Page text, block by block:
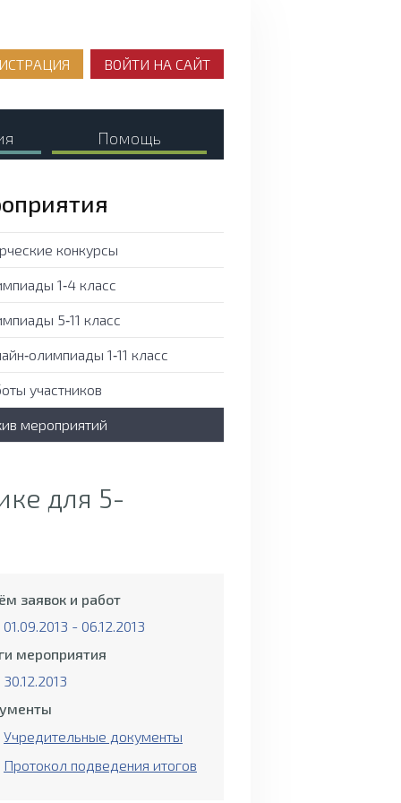
ВОЙТИ НА САЙТ
Помощь
конкурсы
1‑4 класс
5‑11 класс
1‑11 класс
участников
мероприятий
для 5-
заявок и работ
01.09.2013 - 06.12.2013
мероприятия
30.12.2013
Учредительные документы
Протокол подведения итогов